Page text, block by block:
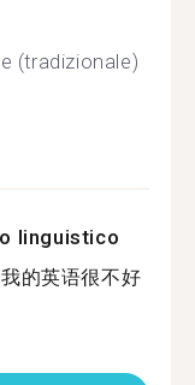
(tradizionale)
linguistico
的英语很不好